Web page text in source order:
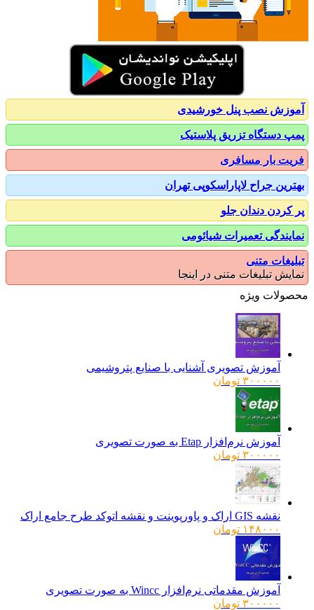
نصب پنل خورشیدی
دستگاه تزریق پلاستیک
بار مسافری
جراح لاپاراسکوپی تهران
دندان جلو
تعمیرات شیائومی
متنی
تبلیغات متنی در اینجا
ویژه
آموزش تصویری آشنایی با صنایع پتروشیمی
۳۰۰۰۰۰ تومان
آموزش نرم‌افزار Etap به صورت تصویری
۳۰۰۰۰۰ تومان
نقشه GIS اراک و پاورپوینت و نقشه اتوکد طرح جامع اراک
۱۴۸۰۰۰ تومان
آموزش مقدماتی نرم‌افزار Wincc به صورت تصویری
۳۰۰۰۰۰ تومان